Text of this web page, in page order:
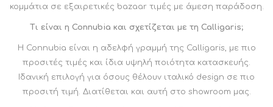
κομμάτια σε εξαιρετικές bazaar τιμές με άμεση παράδοση.
Τι είναι η Connubia και σχετίζεται με τη Calligaris;
Η Connubia είναι η αδελφή γραμμή της Calligaris, με πιο
προσιτές τιμές και ίδια υψηλή ποιότητα κατασκευής.
Ιδανική επιλογή για όσους θέλουν ιταλικό design σε πιο
προσιτή τιμή. Διατίθεται και αυτή στο showroom μας.